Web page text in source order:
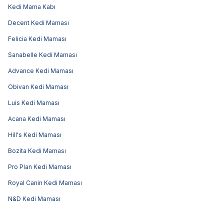
Kedi Mama Kabı
Decent Kedi Maması
Felicia Kedi Maması
Sanabelle Kedi Maması
Advance Kedi Maması
Obivan Kedi Maması
Luis Kedi Maması
Acana Kedi Maması
Hill's Kedi Maması
Bozita Kedi Maması
Pro Plan Kedi Maması
Royal Canin Kedi Maması
N&D Kedi Maması